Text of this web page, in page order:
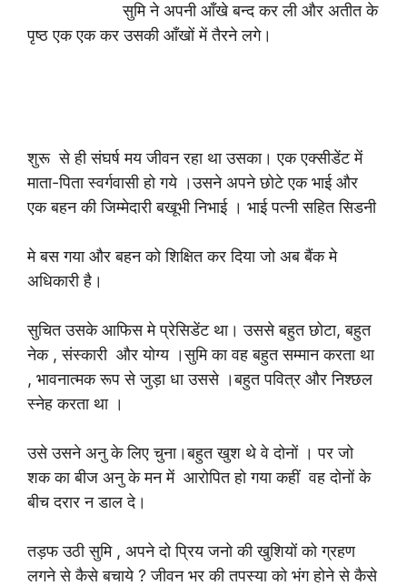
सुमि ने अपनी आँखे बन्द कर ली और अतीत के
पृष्ठ एक एक कर उसकी आँखों में तैरने लगे।
शुरू से ही संघर्ष मय जीवन रहा था उसका। एक एक्सीडेंट में
माता-पिता स्वर्गवासी हो गये ।उसने अपने छोटे एक भाई और
एक बहन की जिम्मेदारी बखूभी निभाई । भाई पत्नी सहित सिडनी
मे बस गया और बहन को शिक्षित कर दिया जो अब बैंक मे
अधिकारी है।
सुचित उसके आफिस मे प्रेसिडेंट था। उससे बहुत छोटा, बहुत
नेक , संस्कारी और योग्य ।सुमि का वह बहुत सम्मान करता था
, भावनात्मक रूप से जुड़ा धा उससे ।बहुत पवित्र और निश्छल
स्नेह करता था ।
उसे उसने अनु के लिए चुना।बहुत खुश थे वे दोनों । पर जो
शक का बीज अनु के मन में आरोपित हो गया कहीं वह दोनों के
बीच दरार न डाल दे।
तड़फ उठी सुमि , अपने दो प्रिय जनो की खुशियों को ग्रहण
लगने से कैसे बचाये ? जीवन भर की तपस्या को भंग होने से कैसे